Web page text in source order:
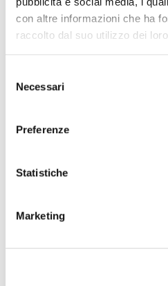
con altre informazioni che ha
raccolto dal suo utilizzo dei
delNecessari
Preferenze
Statistiche
Marketing
Teramo - Occupate aree
Vomano: sequestrati